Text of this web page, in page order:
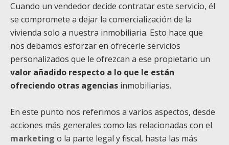
Cuando un vendedor decide contratar este servicio, él
se compromete a dejar la comercialización de la
vivienda solo a nuestra inmobiliaria. Esto hace que
nos debamos esforzar en ofrecerle servicios
personalizados que le ofrezcan a ese propietario un
valor añadido respecto a lo que le están
ofreciendo otras agencias inmobiliarias.
En este punto nos referimos a varios aspectos, desde
acciones más generales como las relacionadas con el
marketing o la parte legal y fiscal, hasta las más